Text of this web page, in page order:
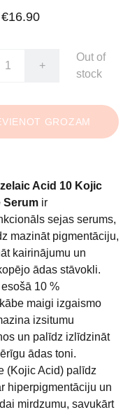
€16.90
+
Out of
stock
GROZAM
Acid 10 Kojic
Serumir
sejas serums,
mazināt pigmentāciju,
kairinājumu un
ādas stāvokli.
10 %
maigi izgaismo
izsitumu
un palīdz izlīdzināt
ādas toni.
(Kojic Acid) palīdz
hiperpigmentāciju un
mirdzumu, savukārt